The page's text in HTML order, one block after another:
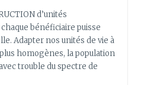
d’unités
bénéficiaire puisse
Adapter nos unités de vie à
homogènes, la population
trouble du spectre de